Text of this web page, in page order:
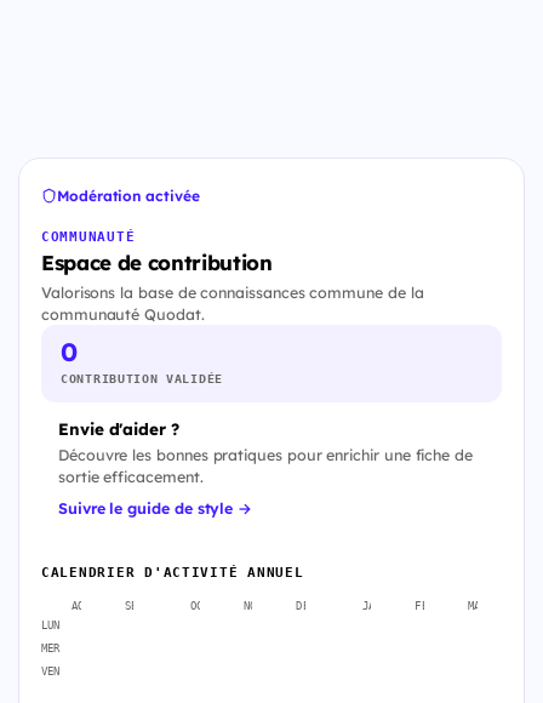
Modération activée
COMMUNAUTÉ
Espace de contribution
Valorisons la base de connaissances commune de la
communauté Quodat.
0
CONTRIBUTION VALIDÉE
Envie d'aider ?
Découvre les bonnes pratiques pour enrichir une fiche de
sortie efficacement.
Suivre le guide de style →
CALENDRIER D'ACTIVITÉ ANNUEL
AOÛT SEPT. OCT. NOV. DÉC. JANV. FÉVR. MARS
LUN
MER
VEN